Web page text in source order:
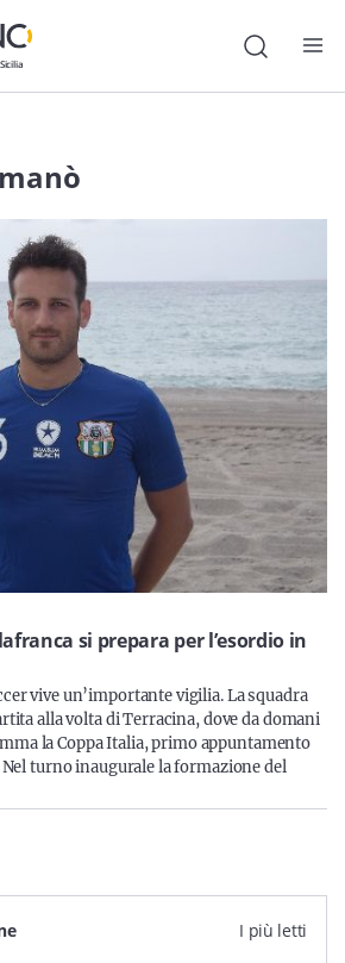
con le ultime news, iscriviti alla
si prepara per l’esordio in
vive un’importante vigilia. La squadra
alla volta di Terracina, dove da domani
la Coppa Italia, primo appuntamento
turno inaugurale la formazione del
I più letti